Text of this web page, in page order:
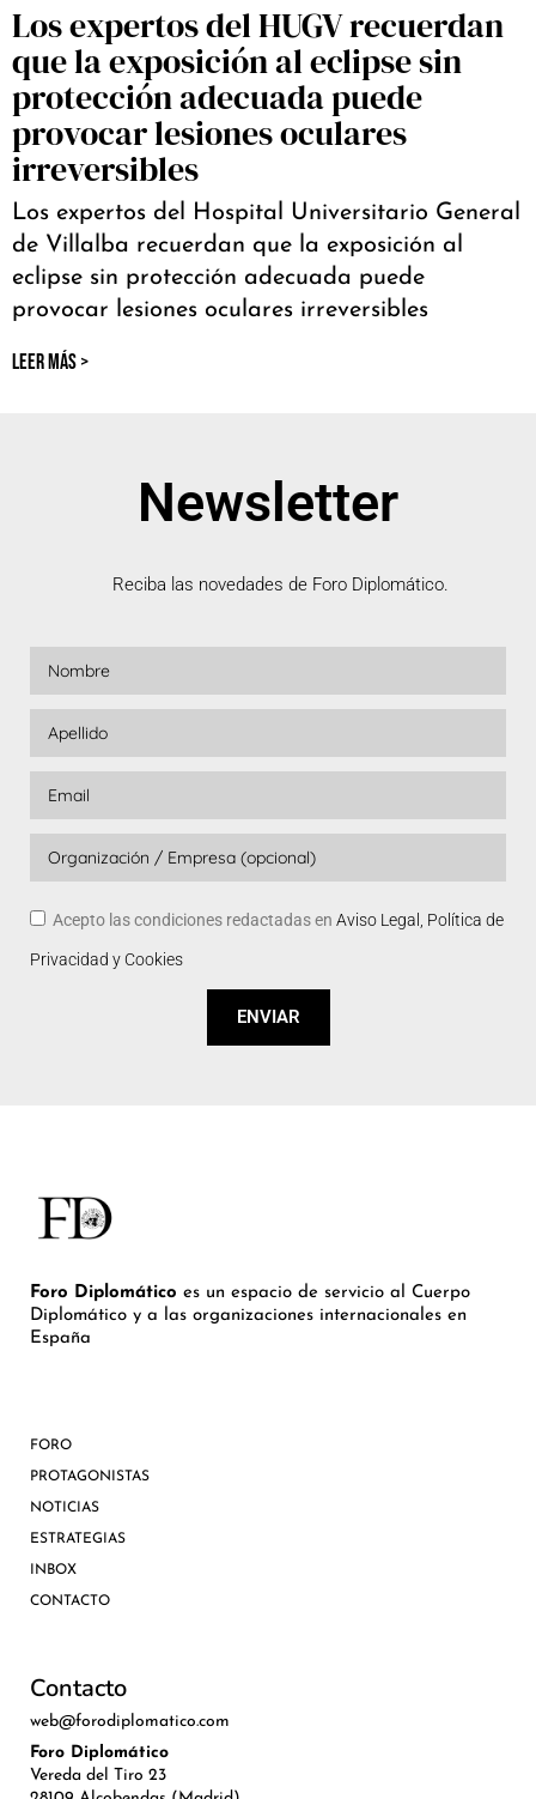
Los expertos del HUGV recuerdan
que la exposición al eclipse sin
protección adecuada puede
provocar lesiones oculares
irreversibles
Los expertos del Hospital Universitario General
de Villalba recuerdan que la exposición al
eclipse sin protección adecuada puede
provocar lesiones oculares irreversibles
LEER MÁS >
Newsletter
Reciba las novedades de Foro Diplomático.
Acepto las condiciones redactadas en Aviso Legal, Política de
Privacidad y Cookies
ENVIAR
Foro Diplomático es un espacio de servicio al Cuerpo
Diplomático y a las organizaciones internacionales en
España
FORO
PROTAGONISTAS
NOTICIAS
ESTRATEGIAS
INBOX
CONTACTO
Contacto
web@forodiplomatico.com
Foro Diplomático
Vereda del Tiro 23